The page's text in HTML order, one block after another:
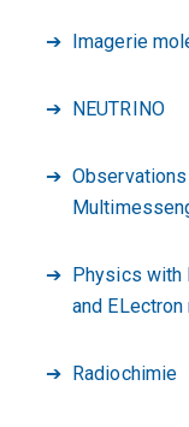
Imagerie
NEUTRINO
Physics with
and
Radiochimie